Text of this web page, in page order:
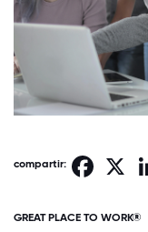
compartir: Facebook
GREAT PLACE TO WORK®